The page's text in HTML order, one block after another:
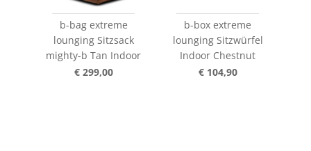
b-bag extreme
lounging Sitzsack
mighty-b Tan Indoor
€ 299,00
b-box extreme
lounging Sitzwürfel
Indoor Chestnut
€ 104,90